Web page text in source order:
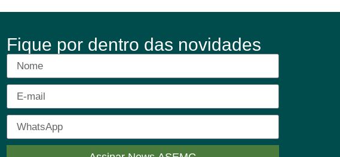
Fique por dentro das novidades